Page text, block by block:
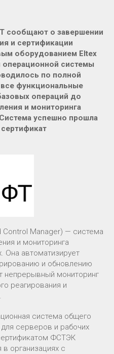
сообщают о завершении
и сертификации
оборудованием Eltex
операционной системы
по полной
функциональные
операций до
и мониторинга
успешно прошла
Control Manager) — система
и мониторинга
Она автоматизирует
и обновлению
непрерывный мониторинг
реагирования и
система общего
серверов и рабочих
ФСТЭК
организациях с